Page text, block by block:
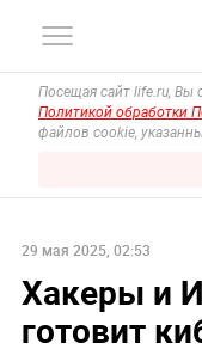
Посещая сайт life.ru, Вы
Политикой обработки
файлов cookie,
29 мая 2025, 02:53
Хакеры и
готовит